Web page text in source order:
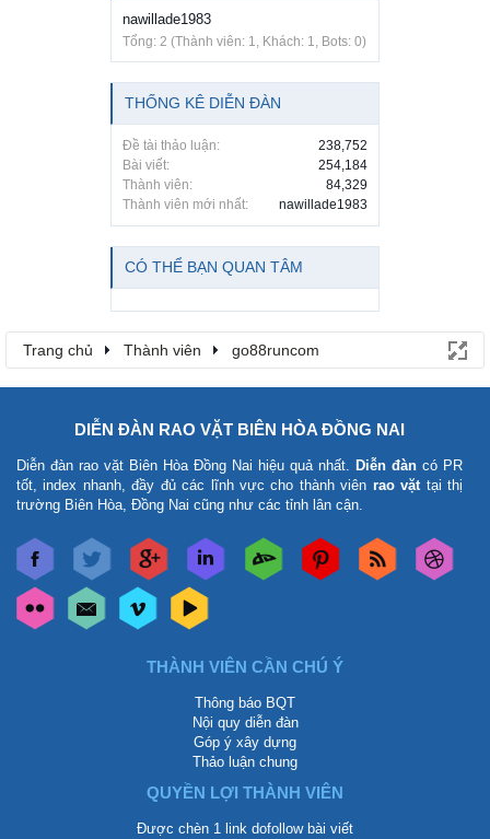
nawillade1983
Tổng: 2 (Thành viên: 1, Khách: 1, Bots: 0)
THỐNG KÊ DIỄN ĐÀN
Đề tài thảo luận:
238,752
Bài viết:
254,184
Thành viên:
84,329
Thành viên mới nhất:
nawillade1983
CÓ THỂ BẠN QUAN TÂM
Trang chủ Thành viên go88runcom
DIỄN ĐÀN RAO VẶT BIÊN HÒA ĐỒNG NAI
Diễn đàn rao vặt Biên Hòa Đồng Nai hiệu quả nhất. Diễn đàn có PR
tốt, index nhanh, đầy đủ các lĩnh vực cho thành viên rao vặttại thị
trường Biên Hòa, Đồng Nai cũng như các tỉnh lân cận.
THÀNH VIÊN CẦN CHÚ Ý
Thông báo BQT
Nội quy diễn đàn
Góp ý xây dựng
Thảo luận chung
QUYỀN LỢI THÀNH VIÊN
Được chèn 1 link dofollow bài viết